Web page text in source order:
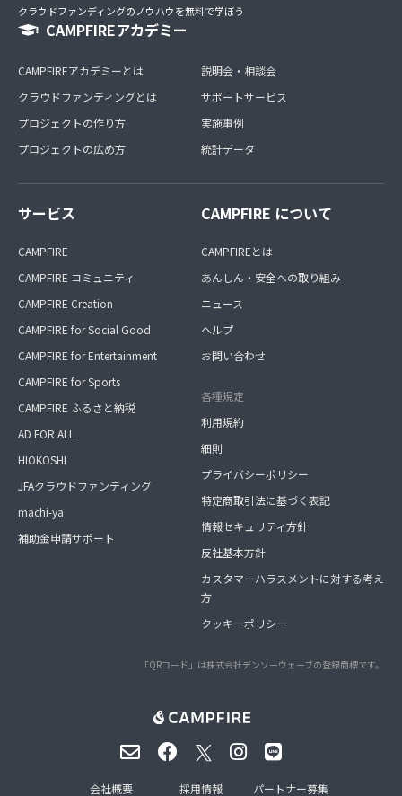
クラウドファンディングのノウハウを無料で学ぼう
CAMPFIREアカデミー
CAMPFIREアカデミーとは
クラウドファンディングとは
プロジェクトの作り方
プロジェクトの広め方
説明会・相談会
サポートサービス
実施事例
統計データ
サービス
CAMPFIRE
CAMPFIRE コミュニティ
CAMPFIRE Creation
CAMPFIRE for Social Good
CAMPFIRE for Entertainment
CAMPFIRE for Sports
CAMPFIRE ふるさと納税
AD FOR ALL
HIOKOSHI
JFAクラウドファンディング
machi-ya
補助金申請サポート
CAMPFIRE について
CAMPFIREとは
あんしん・安全への取り組み
ニュース
ヘルプ
お問い合わせ
各種規定
利用規約
細則
プライバシーポリシー
特定商取引法に基づく表記
情報セキュリティ方針
反社基本方針
カスタマーハラスメントに対する考え
方
クッキーポリシー
「QRコード」は株式会社デンソーウェーブの登録商標です。
会社概要 採用情報 パートナー募集